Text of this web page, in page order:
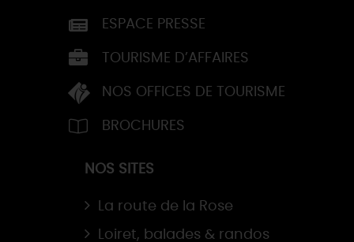
ESPACE PRESSE
TOURISME D’AFFAIRES
NOS OFFICES DE TOURISME
BROCHURES
NOS SITES
La route de la Rose
Loiret, balades & randos